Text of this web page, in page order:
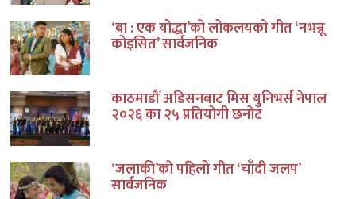
‘बा : एक योद्धा’को लोकलयको गीत ‘नभन्नू
कोइसित’ सार्वजनिक
काठमाडौं अडिसनबाट मिस युनिभर्स नेपाल
२०२६ का २५ प्रतियोगी छनोट
‘जलाकी’को पहिलो गीत ‘चाँदी जलप’
सार्वजनिक